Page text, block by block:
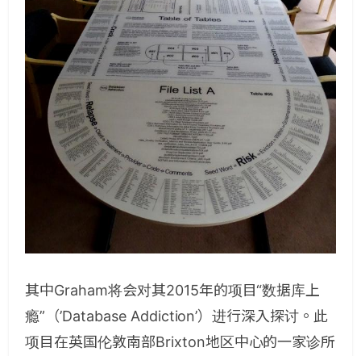
其中Graham将会对其2015年的项目“数据库上
瘾”（’Database Addiction’）进行深入探讨。此
项目在英国伦敦南部Brixton地区中心的一家诊所